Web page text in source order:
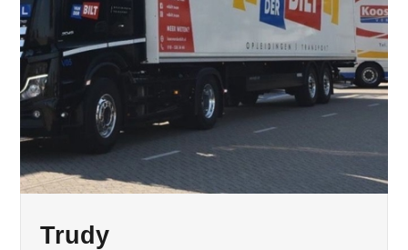
Trudy